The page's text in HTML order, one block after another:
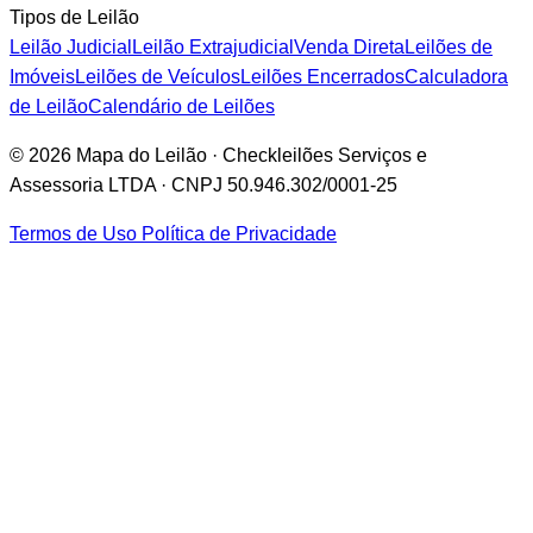
Tipos de Leilão
Leilão Judicial Leilão Extrajudicial Venda Direta Leilões de
ImóveisLeilões de VeículosLeilões EncerradosCalculadora
de LeilãoCalendário de Leilões
© 2026 Mapa do Leilão · Checkleilões Serviços e
Assessoria LTDA · CNPJ 50.946.302/0001-25
Termos de Uso Política de Privacidade